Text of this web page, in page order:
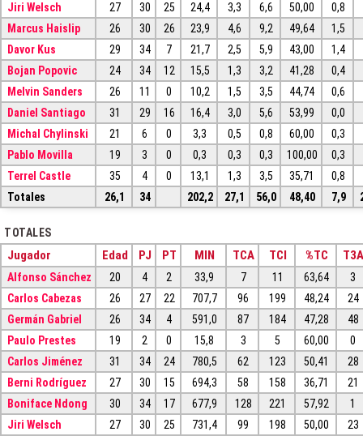
Jiri Welsch
27 30 25 24,4 3,3 6,6 50,00 0,8
Marcus Haislip
26 30 26 23,9 4,6 9,2 49,64 1,5
Davor Kus
29 34 7 21,7 2,5 5,9 43,00 1,4
Bojan Popovic
24 34 12 15,5 1,3 3,2 41,28 0,4
Melvin Sanders
26 11 0 10,2 1,5 3,5 44,74 0,6
Daniel Santiago
31 29 16 16,4 3,0 5,6 53,99 0,0
Michal Chylinski
21 6 0 3,3 0,5 0,8 60,00 0,3
Pablo Movilla
19 3 0 0,3 0,3 0,3 100,00 0,3
Terrel Castle
35 4 0 13,1 1,3 3,5 35,71 0,8
Totales
26,1 34 202,2 27,1 56,0 48,40 7,9
TOTALES
Jugador Edad PJ PT MIN TCA TCI %TC T3A
Alfonso Sánchez 20 4 2 33,9 7 11 63,64
3
Carlos Cabezas
26 27 22 707,7 96 199 48,24
24
Germán Gabriel
26 34 4 591,0 87 184 47,28
48
Paulo Prestes
19 2 0 15,8 3 5 60,00
0
Carlos Jiménez
31 34 24 780,5 62 123 50,41
28
Berni Rodríguez
27 30 15 694,3 58 158 36,71
21
Boniface Ndong
30 34 17 677,9 128 221 57,92
1
Jiri Welsch
27 30 25 731,4 99 198 50,00 23